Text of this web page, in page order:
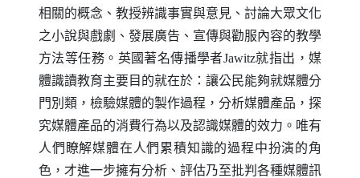
相關的概念、教授辨識事實與意見、討論大眾文化
之小說與戲劇、發展廣告、宣傳與勸服內容的教學
方法等任務。英國著名傳播學者Jawitz就指出，媒
體識讀教育主要目的就在於：讓公民能夠就媒體分
門別類，檢驗媒體的製作過程，分析媒體產品，探
究媒體產品的消費行為以及認識媒體的效力。唯有
人們瞭解媒體在人們累積知識的過程中扮演的角
色，才進一步擁有分析、評估乃至批判各種媒體訊